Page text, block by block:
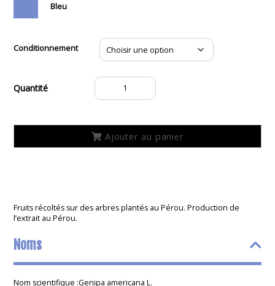
Bleu
Conditionnement
quantité
de
Ajouter au panier
Fruits récoltés sur des arbres plantés au Pérou. Production de
l’extrait au Pérou.
Noms
Nom scientifique :Genipa americana L.